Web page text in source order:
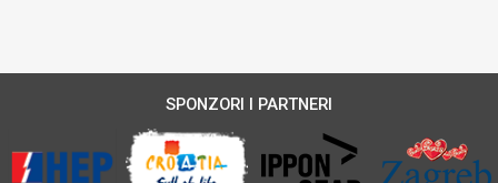
SPONZORI I PARTNERI